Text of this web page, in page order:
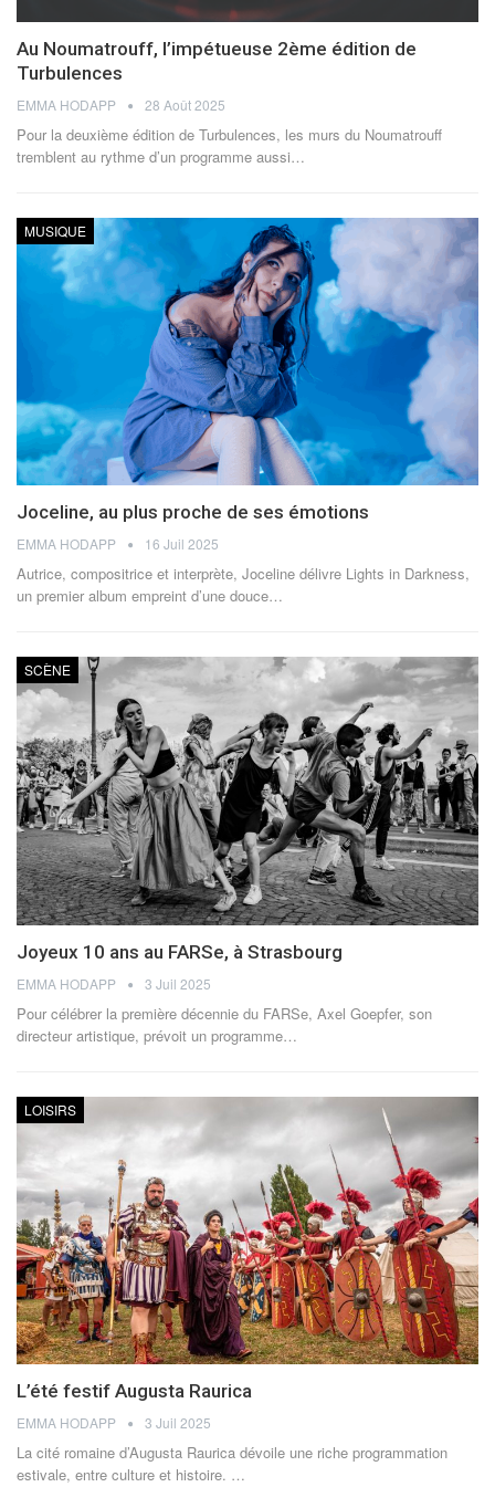
Au Noumatrouff, l’impétueuse 2ème édition de
Turbulences
EMMA HODAPP 28 Août 2025
Pour la deuxième édition de Turbulences, les murs du Noumatrouff
tremblent au rythme d’un programme aussi…
MUSIQUE
Joceline, au plus proche de ses émotions
EMMA HODAPP 16 Juil 2025
Autrice, compositrice et interprète, Joceline délivre Lights in Darkness,
un premier album empreint d’une douce…
SCÈNE
Joyeux 10 ans au FARSe, à Strasbourg
EMMA HODAPP 3 Juil 2025
Pour célébrer la première décennie du FARSe, Axel Goepfer, son
directeur artistique, prévoit un programme…
LOISIRS
L’été festif Augusta Raurica
EMMA HODAPP 3 Juil 2025
La cité romaine d’Augusta Raurica dévoile une riche programmation
estivale, entre culture et histoire. …